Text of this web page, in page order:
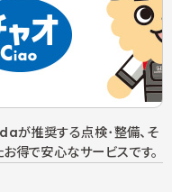
が推奨する点検･整備、そ
得で安心なサービスです。